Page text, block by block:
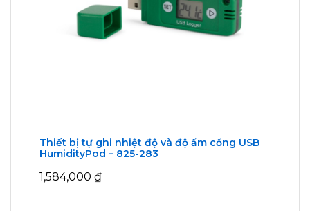
Thiết bị tự ghi nhiệt độ và độ ẩm cổng USB
HumidityPod – 825-283
1,584,000 ₫